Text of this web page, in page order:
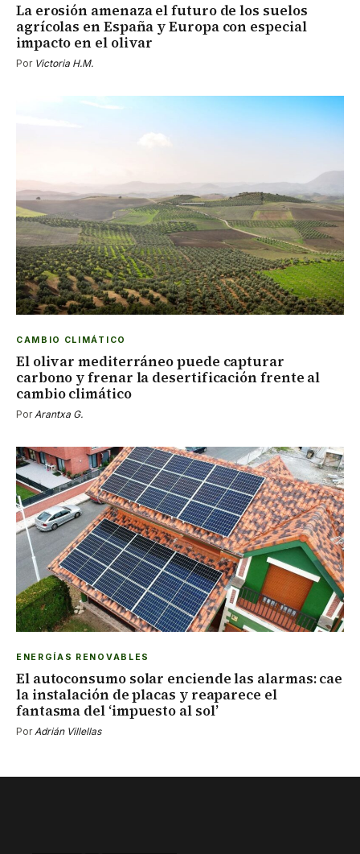
La erosión amenaza el futuro de los suelos
agrícolas en España y Europa con especial
impacto en el olivar
Por Victoria H.M.
CAMBIO CLIMÁTICO
El olivar mediterráneo puede capturar
carbono y frenar la desertificación frente al
cambio climático
PorArantxa G.
ENERGÍAS RENOVABLES
El autoconsumo solar enciende las alarmas: cae
la instalación de placas y reaparece el
fantasma del ‘impuesto al sol’
Por Adrián Villellas